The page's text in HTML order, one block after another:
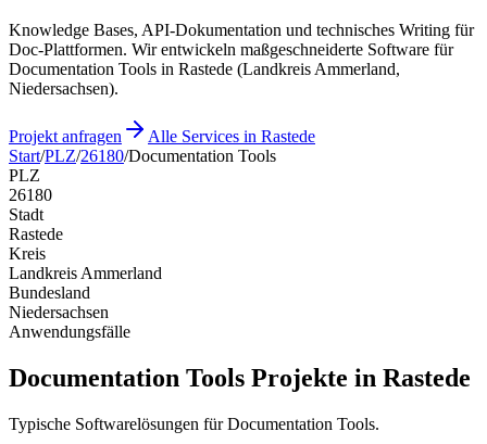
Knowledge Bases, API-Dokumentation und technisches Writing für
Doc-Plattformen. Wir entwickeln maßgeschneiderte Software für
Documentation Tools in Rastede (Landkreis Ammerland,
Niedersachsen).
Projekt anfragen
Alle Services in Rastede
Start/PLZ/26180/Documentation Tools
PLZ
26180
Stadt
Rastede
Kreis
Landkreis Ammerland
Bundesland
Niedersachsen
Anwendungsfälle
Documentation Tools Projekte in Rastede
Typische Softwarelösungen für Documentation Tools.